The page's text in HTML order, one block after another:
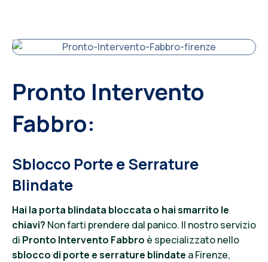
Pronto Intervento
Fabbro:
Sblocco Porte e Serrature
Blindate
Hai la porta blindata bloccata o hai smarrito le
chiavi? Non farti prendere dal panico. Il nostro servizio
di Pronto Intervento Fabbro è specializzato nello
sblocco di porte e serrature blindate a Firenze,